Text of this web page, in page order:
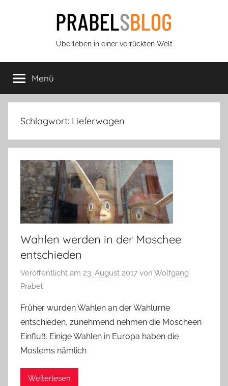
Prabels
Blog
Überleben in einer verrückten Welt
Menü
Schlagwort: Lieferwagen
Wahlen werden in der Moschee
entschieden
Veröffentlicht am 23. August 2017 von Wolfgang
Prabel
Früher wurden Wahlen an der Wahlurne
entschieden, zunehmend nehmen die Moscheen
Einfluß. Einige Wahlen in Europa haben die
Moslems nämlich
Weiterlesen